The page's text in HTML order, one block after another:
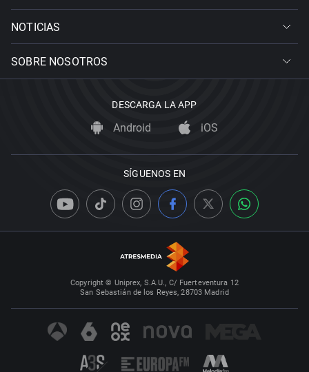
NOTICIAS
SOBRE NOSOTROS
DESCARGA LA APP
Android iOS
SÍGUENOS EN
Copyright © Uniprex, S.A.U., C/ Fuerteventura 12
San Sebastián de los Reyes, 28703 Madrid